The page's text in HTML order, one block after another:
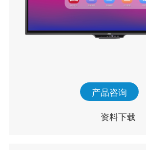
产品咨询
资料下载